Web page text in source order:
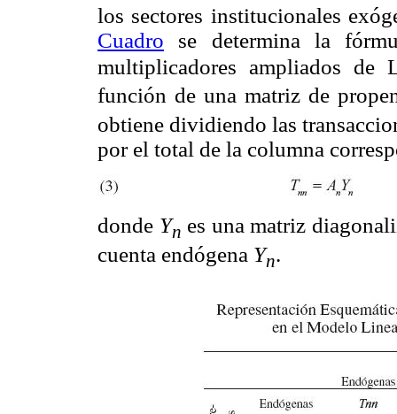
los sectores institucionales
Cuadro se determina la
multiplicadores ampliados de
función de una matriz de
obtiene dividiendo las
por el total de la columna
donde Yn es una matriz
cuenta endógena Yn.